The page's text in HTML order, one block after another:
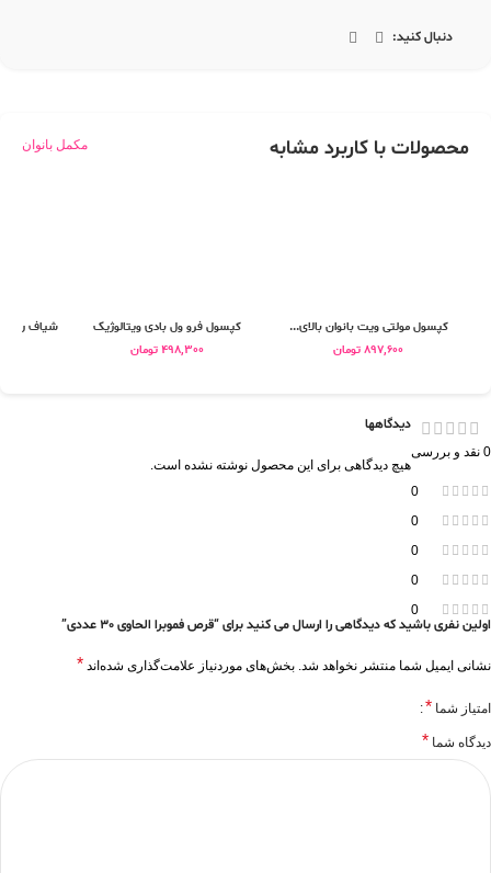
دنبال کنید:
محصولات با کاربرد مشابه مکمل بانوان
کپسول مولتی ویت بانوان بالای...
897,600 تومان
کپسول فرو ول بادی ویتالوژیک
498,300 تومان
شیاف
0 نقد و بررسی
0
0
0
0
0
دیدگاهها
هیچ دیدگاهی برای این محصول نوشته نشده است.
اولین نفری باشید که دیدگاهی را ارسال می کنید برای “قرص فموبرا الحاوی 30 عددی”
نشانی ایمیل شما منتشر نخواهد شد. بخش‌های موردنیاز علامت‌گذاری شده‌اند *
امتیاز شما *
دیدگاه شما *